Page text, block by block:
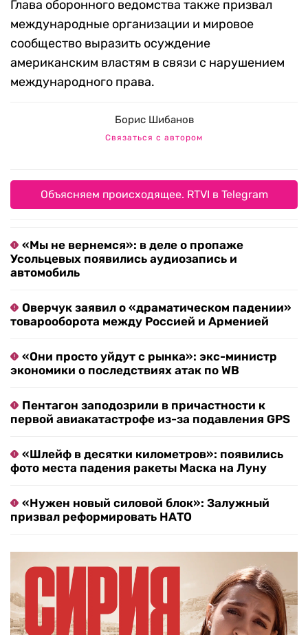
Глава оборонного ведомства также призвал
международные организации и мировое
сообщество выразить осуждение
американским властям в связи с нарушением
международного права.
Борис Шибанов
Связаться с автором
Объясняем происходящее. RTVI в Telegram
«Мы не вернемся»: в деле о пропаже
Усольцевых появились аудиозапись и
автомобиль
Оверчук заявил о «драматическом падении»
товарооборота между Россией и Арменией
«Они просто уйдут с рынка»: экс-министр
экономики о последствиях атак по WB
Пентагон заподозрили в причастности к
первой авиакатастрофе из-за подавления GPS
«Шлейф в десятки километров»: появились
фото места падения ракеты Маска на Луну
«Нужен новый силовой блок»: Залужный
призвал реформировать НАТО